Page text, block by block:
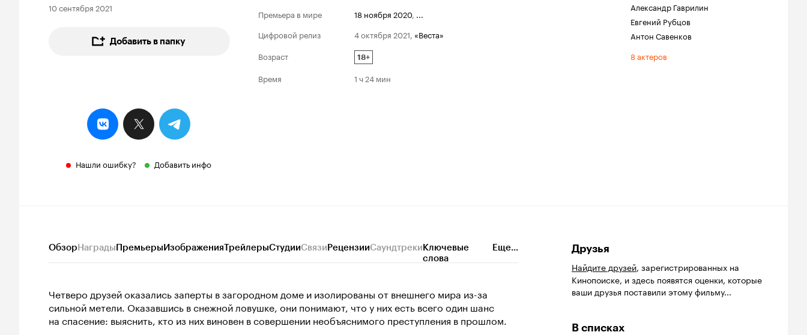
10 сентября 2021
Добавить в папку
Нашли ошибку? Добавить инфо
Премьера в мире
18 ноября 2020, ...
Цифровой релиз
4 октября 2021, «Веста»
Возраст
18+
Время 1 ч 24 мин
Александр Гаврилин
Евгений Рубцов
Антон Савенков
8 актеров
ОбзорНаградыПремьерыИзображенияТрейлерыСтудииСвязиРецензииСаундтрекиКлючевые
слова
Еще...
Четверо друзей оказались заперты в загородном доме и изолированы от внешнего мира из-за
сильной метели. Оказавшись в снежной ловушке, они понимают, что у них есть всего один шанс
на спасение: выяснить, кто из них виновен в совершении необъяснимого преступления в прошлом.
Друзья
Найдите друзей, зарегистрированных на
Кинопоиске, и здесь появятся оценки, которые
ваши друзья поставили этому фильму...
В списках